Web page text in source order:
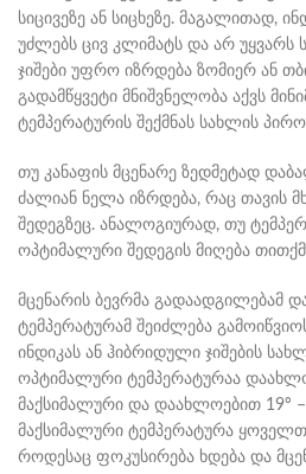
სიცივეზე ან სიცხეზე. მაგალითად,
უძლებს ცივ კლიმატს და არ უყვარს
ჯიშები უფრო იზრდება ზომიერ ან
გადამწყვეტი მნიშვნელობა აქვს
ტემპერატურის შექმნას სახლის
თუ კანაფის მცენარე ზედმეტად
ძალიან ნელა იზრდება, რაც თავის
შედეგზეც. ანალოგიურად, თუ
ოპტიმალური შედეგის მიღება
მცენარის ბევრმა გადაადგილებამ
ტემპერატურამ შეიძლება
ინდიკას ან ჰიბრიდული ჯიშების
ოპტიმალური ტემპერატურაა
მაქსიმალური და დაახლოებით 19º
მაქსიმალური ტემპერატურა
როდესაც ფოკუსირება ხდება და